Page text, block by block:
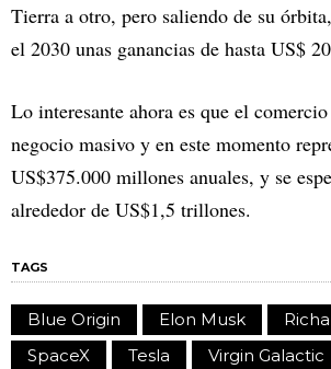
Tierra a otro, pero saliendo de su
el 2030 unas ganancias de hasta US$
Lo interesante ahora es que el
negocio masivo y en este momento
US$375.000 millones anuales, y se
alrededor de US$1,5 trillones.
TAGS
Blue Origin Elon Musk
SpaceX
Tesla Virgin Galactic